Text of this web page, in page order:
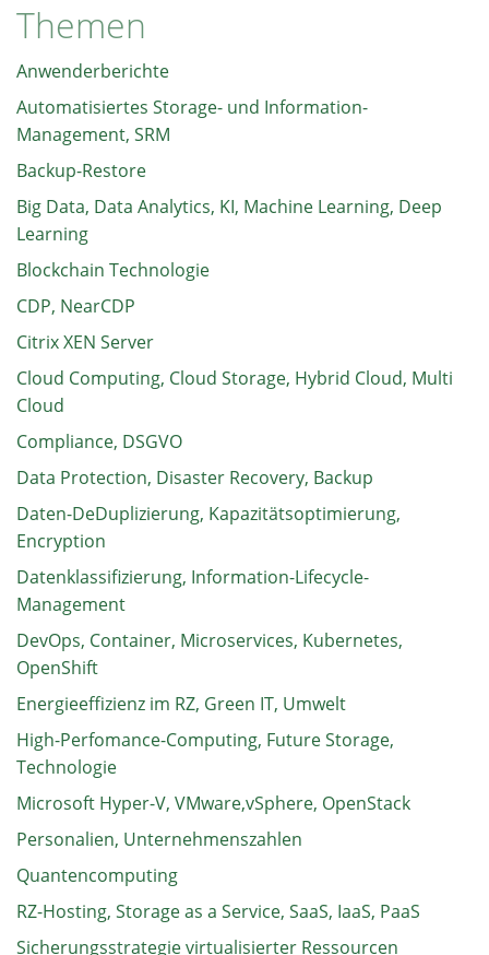
Themen
Anwenderberichte
Automatisiertes Storage- und Information-
Management, SRM
Backup-Restore
Big Data, Data Analytics, KI, Machine Learning, Deep
Learning
Blockchain Technologie
CDP, NearCDP
Citrix XEN Server
Cloud Computing, Cloud Storage, Hybrid Cloud, Multi
Cloud
Compliance, DSGVO
Data Protection, Disaster Recovery, Backup
Daten-DeDuplizierung, Kapazitätsoptimierung,
Encryption
Datenklassifizierung, Information-Lifecycle-
Management
DevOps, Container, Microservices, Kubernetes,
OpenShift
Energieeffizienz im RZ, Green IT, Umwelt
High-Perfomance-Computing, Future Storage,
Technologie
Microsoft Hyper-V, VMware,vSphere, OpenStack
Personalien, Unternehmenszahlen
Quantencomputing
RZ-Hosting, Storage as a Service, SaaS, IaaS, PaaS
Sicherungsstrategie virtualisierter Ressourcen